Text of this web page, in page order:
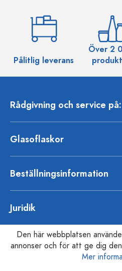
Pålitlig leverans
Över 2
Rådgivning och service på:
Glasoflaskor
Beställningsinformation
Juridik
Den här webbplatsen
annonser och för att ge dig
Mer